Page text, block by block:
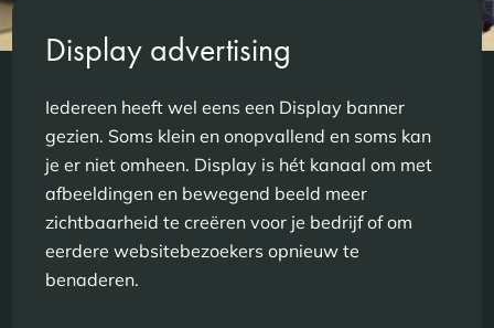
Display advertising
Iedereen heeft wel eens een Display banner
gezien. Soms klein en onopvallend en soms kan
je er niet omheen. Display is hét kanaal om met
afbeeldingen en bewegend beeld meer
zichtbaarheid te creëren voor je bedrijf of om
eerdere websitebezoekers opnieuw te
benaderen.